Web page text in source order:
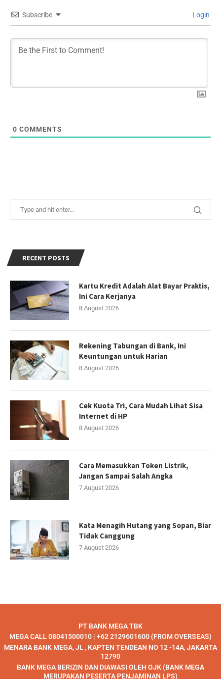
Subscribe Login
0 COMMENTS
RECENT POSTS
Kartu Kredit Adalah Alat Bayar Praktis,
Ini Cara Kerjanya
8 August 2026
Rekening Tabungan di Bank, Ini
Keuntungan untuk Harian
8 August 2026
Cek Kuota Tri, Cara Mudah Lihat Sisa
Internet di HP
8 August 2026
Cara Memasukkan Token Listrik,
Jangan Sampai Salah Angka
7 August 2026
Kata Menagih Hutang yang Sopan, Biar
Tidak Canggung
7 August 2026
PT BANK MEGA TBK
MEGA CALL 08041500010 | +62 2129601600 (FROM OVERSEAS)
MENARA BANK MEGA, JL , KAPTEN TENDEAN NO 12 -14A, JAKARTA
12790
BANK MEGA BERIZIN DAN DIAWASI OLEH OJK (BANK MEGA
MERUPAKAN PESERTA PENJAMINAN LPS)